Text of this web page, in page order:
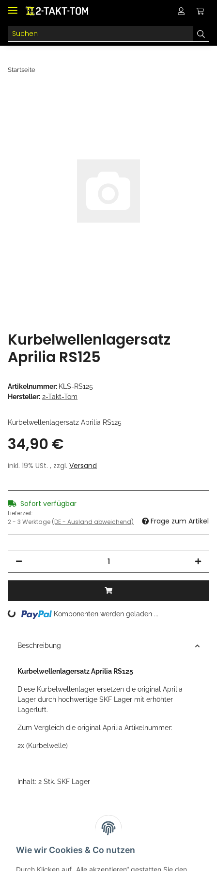
Startseite
Kurbelwellenlagersatz
Aprilia RS125
Artikelnummer: KLS-RS125
Hersteller: 2-Takt-Tom
Kurbelwellenlagersatz Aprilia RS125
34,90 €
inkl. 19% USt. , zzgl. Versand
Sofort verfügbar
Lieferzeit:
2 - 3 Werktage (DE - Ausland abweichend) Frage zum Artikel
Loading... Komponenten werden geladen ...
Beschreibung
Kurbelwellenlagersatz Aprilia RS125
Diese Kurbelwellenlager ersetzen die original Aprilia
Lager durch hochwertige SKF Lager mit erhöhter
Lagerluft.
Zum Vergleich die original Aprilia Artikelnummer:
2x (Kurbelwelle)
Inhalt: 2 Stk. SKF Lager
Wie wir Cookies & Co nutzen